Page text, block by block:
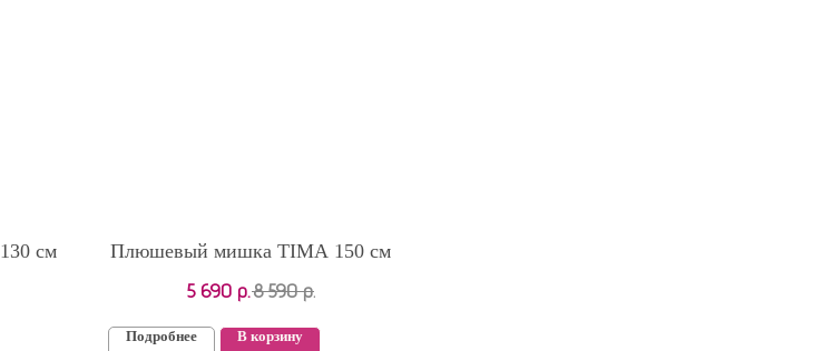
см Плюшевый мишка TIMA 150 см
5 690 р.8 590 р.
Подробнее В корзину